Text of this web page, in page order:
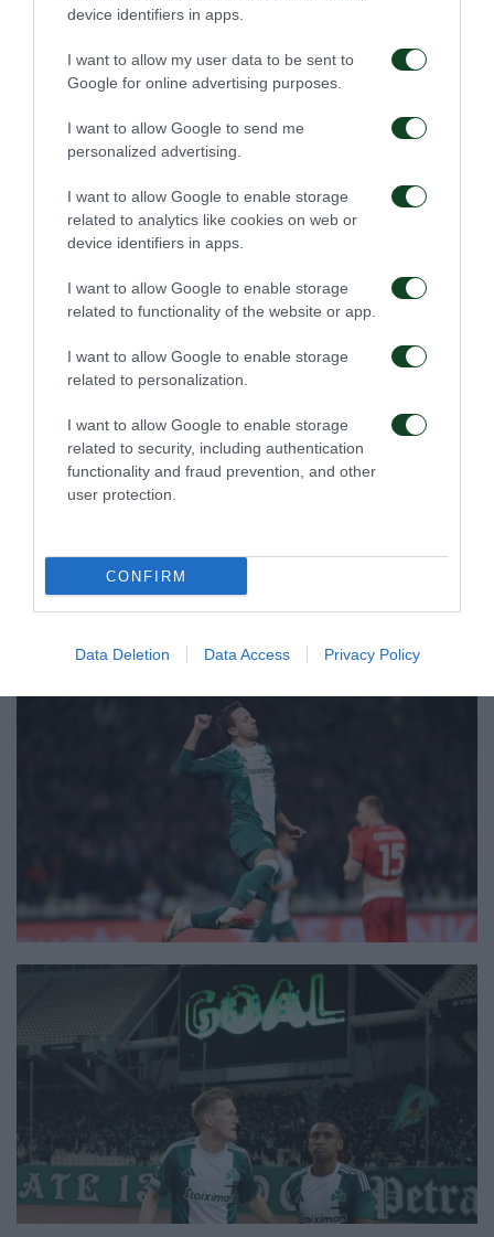
device identifiers in apps.
I want to allow my user data to be sent to
Google for online advertising purposes.
I want to allow Google to send me
personalized advertising.
I want to allow Google to enable storage
related to analytics like cookies on web or
device identifiers in apps.
I want to allow Google to enable storage
related to functionality of the website or app.
I want to allow Google to enable storage
related to personalization.
I want to allow Google to enable storage
related to security, including authentication
functionality and fraud prevention, and other
user protection.
CONFIRM
Data Deletion Data Access Privacy Policy